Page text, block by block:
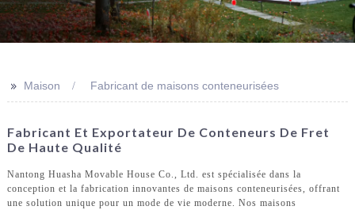
>> Maison Fabricant de maisons conteneurisées
Fabricant Et Exportateur De Conteneurs De Fret
De Haute Qualité
Nantong Huasha Movable House Co., Ltd. est spécialisée dans la
conception et la fabrication innovantes de maisons conteneurisées, offrant
une solution unique pour un mode de vie moderne. Nos maisons